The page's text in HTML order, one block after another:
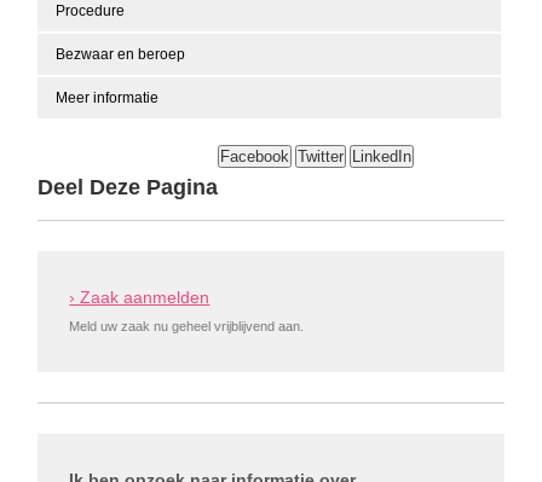
Procedure
Bezwaar en beroep
Meer informatie
Deel Deze Pagina
Facebook Twitter LinkedIn
› Zaak aanmelden
Meld uw zaak nu geheel vrijblijvend aan.